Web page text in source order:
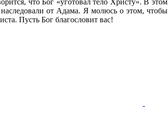
что Бог «уготовал тело Христу». В этом
от Адама. Я молюсь о этом, чтобы
Пусть Бог благословит вас!
-